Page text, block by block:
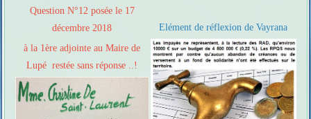
Question N°12 posée le 17
décembre 2018
à la 1ère adjointe au Maire de
Lupé restée sans réponse ..!
Elément de réflexion de Vayrana